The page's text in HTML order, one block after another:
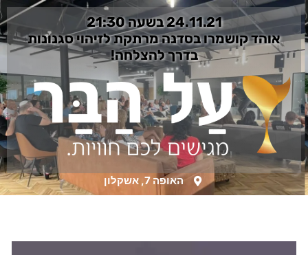
24.11.21 בשעה 21:30
אוהד קושמרו בסדנה מרתקת לזיהוי סגנונות
בדרך להצלחה!
האופה 7, אשקלון